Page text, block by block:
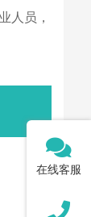
人员，
在线客服